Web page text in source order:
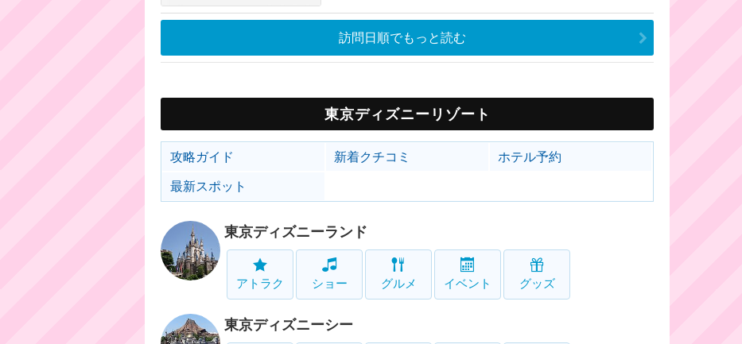
訪問日順でもっと読む
東京ディズニーリゾート
攻略ガイド 新着クチコミ
ホテル予約
最新スポット
東京ディズニーランド
アトラク ショー グルメ イベント グッズ
東京ディズニーシー